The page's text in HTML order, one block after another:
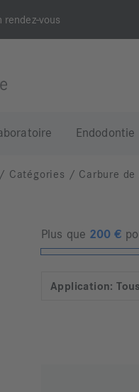
rendez-vous
Endodontie
/ Catégories / Carbure de
Plus que 200 €
Application: Tous